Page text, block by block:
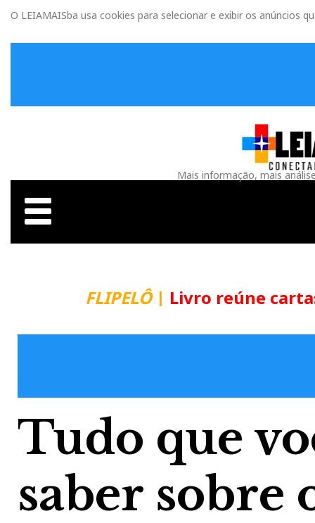
O LEIAMAISba usa cookies para selecionar e exibir os anúncios
Mais informação, mais
FLIPELÔ| Livro reúne
Tudo que
saber sobre